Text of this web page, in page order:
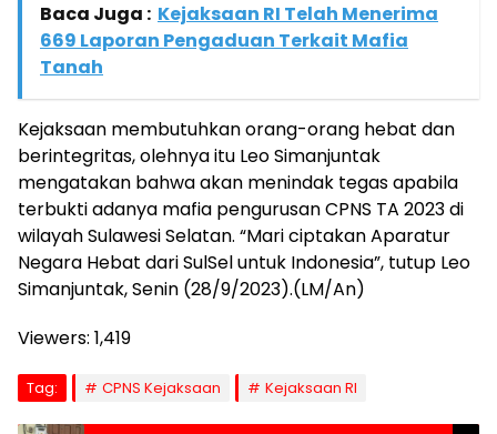
Baca Juga : Kejaksaan RI Telah Menerima
669 Laporan Pengaduan Terkait Mafia
Tanah
Kejaksaan membutuhkan orang-orang hebat dan
berintegritas, olehnya itu Leo Simanjuntak
mengatakan bahwa akan menindak tegas apabila
terbukti adanya mafia pengurusan CPNS TA 2023 di
wilayah Sulawesi Selatan. “Mari ciptakan Aparatur
Negara Hebat dari SulSel untuk Indonesia”, tutup Leo
Simanjuntak, Senin (28/9/2023).(LM/An)
Viewers: 1,419
Tag: CPNS Kejaksaan Kejaksaan RI